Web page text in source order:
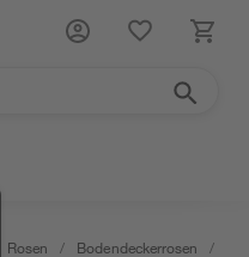
Rosen / Bodendeckerrosen /